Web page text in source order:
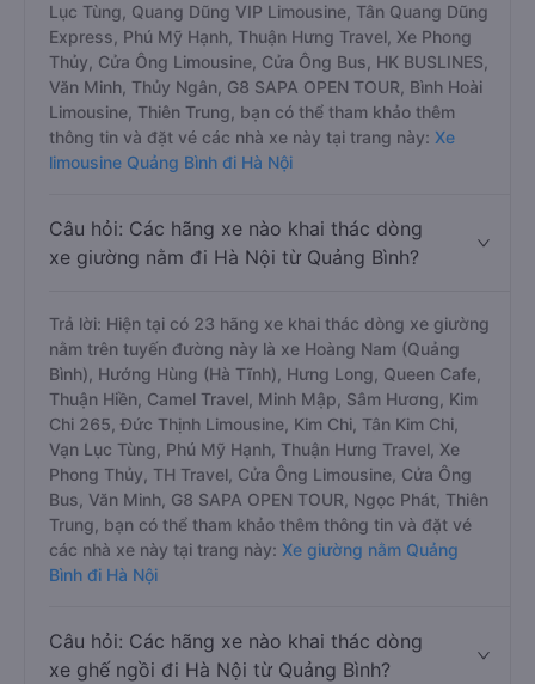
Lục Tùng, Quang Dũng VIP Limousine, Tân Quang Dũng
Express, Phú Mỹ Hạnh, Thuận Hưng Travel, Xe Phong
Thủy, Cửa Ông Limousine, Cửa Ông Bus, HK BUSLINES,
Văn Minh, Thủy Ngân, G8 SAPA OPEN TOUR, Bình Hoài
Limousine, Thiên Trung, bạn có thể tham khảo thêm
thông tin và đặt vé các nhà xe này tại trang này: Xe
limousine Quảng Bình đi Hà Nội
Câu hỏi: Các hãng xe nào khai thác dòng
xe giường nằm đi Hà Nội từ Quảng Bình?
Trả lời: Hiện tại có 23 hãng xe khai thác dòng xe giường
nằm trên tuyến đường này là xe Hoàng Nam (Quảng
Bình), Hướng Hùng (Hà Tĩnh), Hưng Long, Queen Cafe,
Thuận Hiền, Camel Travel, Minh Mập, Sâm Hương, Kim
Chi 265, Đức Thịnh Limousine, Kim Chi, Tân Kim Chi,
Vạn Lục Tùng, Phú Mỹ Hạnh, Thuận Hưng Travel, Xe
Phong Thủy, TH Travel, Cửa Ông Limousine, Cửa Ông
Bus, Văn Minh, G8 SAPA OPEN TOUR, Ngọc Phát, Thiên
Trung, bạn có thể tham khảo thêm thông tin và đặt vé
các nhà xe này tại trang này: Xe giường nằm Quảng
Bình đi Hà Nội
Câu hỏi: Các hãng xe nào khai thác dòng
xe ghế ngồi đi Hà Nội từ Quảng Bình?